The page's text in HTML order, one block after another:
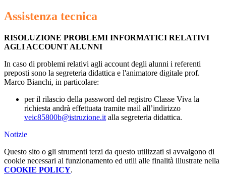
Assistenza tecnica
RISOLUZIONE PROBLEMI INFORMATICI RELATIVI
AGLI ACCOUNT ALUNNI
In caso di problemi relativi agli account degli alunni i referenti
preposti sono la segreteria didattica e l'animatore digitale prof.
Marco Bianchi, in particolare:
per il rilascio della password del registro Classe Viva la
richiesta andrà effettuata tramite mail all’indirizzo
veic85800b@istruzione.it alla segreteria didattica.
Notizie
Questo sito o gli strumenti terzi da questo utilizzati si avvalgono di
cookie necessari al funzionamento ed utili alle finalità illustrate nella
COOKIE POLICY.